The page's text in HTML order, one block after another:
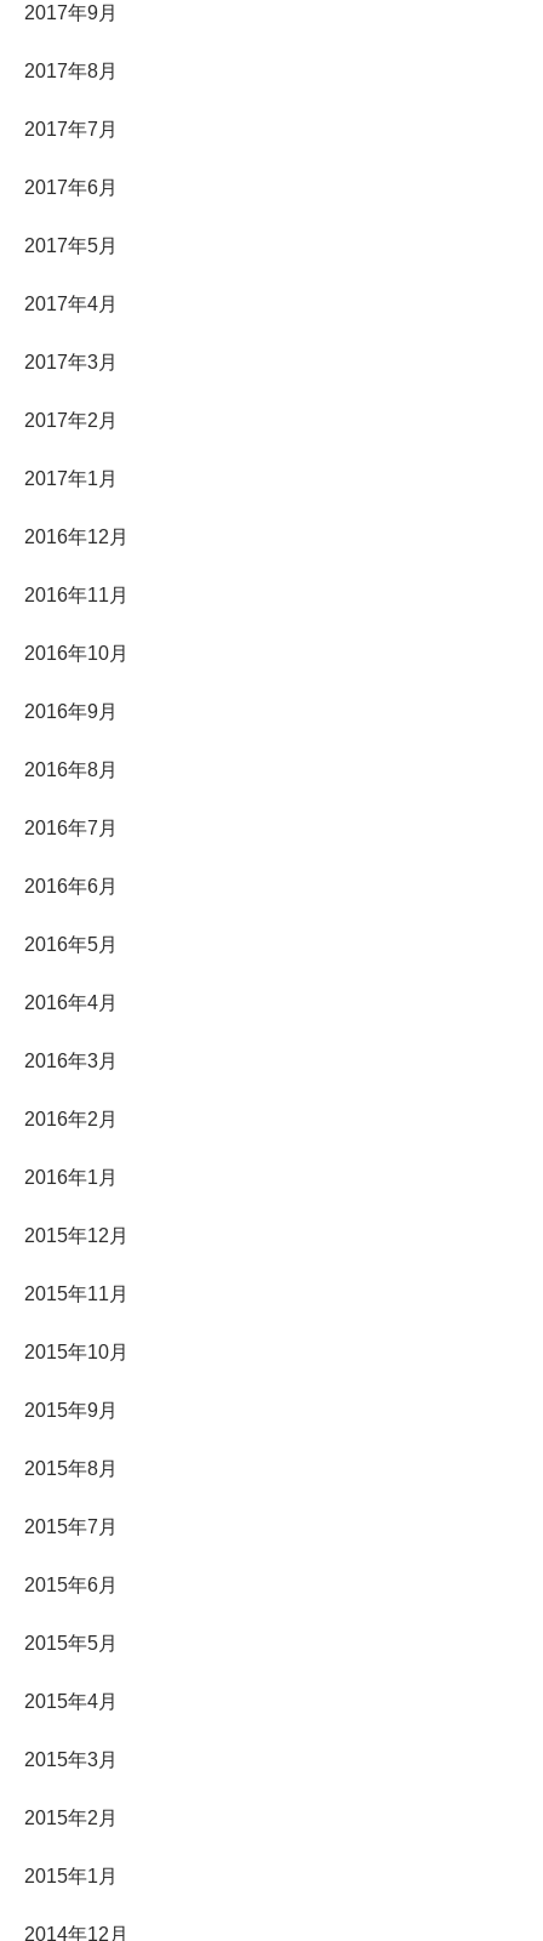
2017年9月
2017年8月
2017年7月
2017年6月
2017年5月
2017年4月
2017年3月
2017年2月
2017年1月
2016年12月
2016年11月
2016年10月
2016年9月
2016年8月
2016年7月
2016年6月
2016年5月
2016年4月
2016年3月
2016年2月
2016年1月
2015年12月
2015年11月
2015年10月
2015年9月
2015年8月
2015年7月
2015年6月
2015年5月
2015年4月
2015年3月
2015年2月
2015年1月
2014年12月